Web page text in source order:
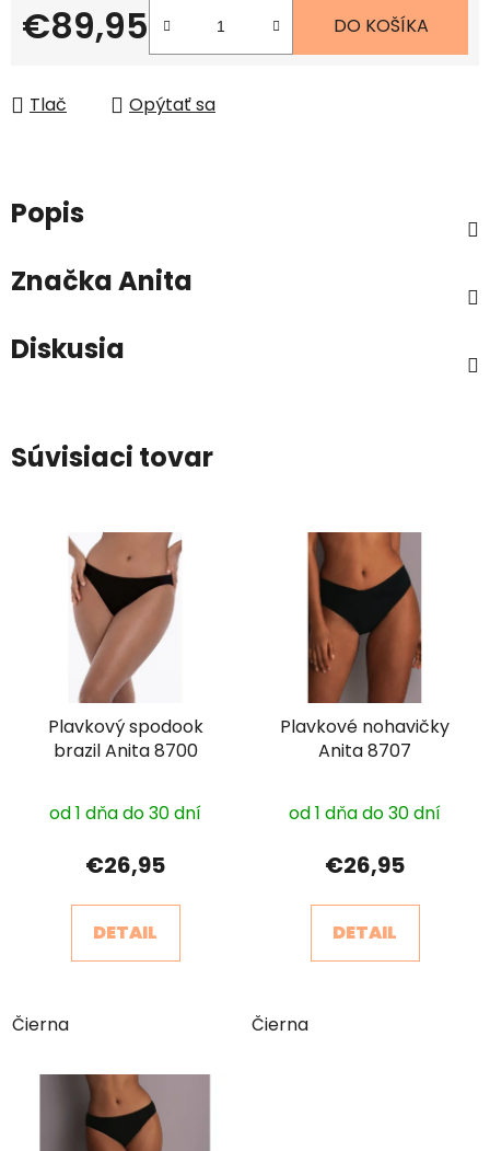
€89,95
Jednotková cena:
DO KOŠÍKA
Tlač Opýtať sa
Popis
ZnačkaAnita
Diskusia
Súvisiaci tovar
Plavkový spodook
brazil Anita 8700
od 1 dňa do 30 dní
€26,95
DETAIL
Čierna
Plavkové nohavičky
Anita 8707
od 1 dňa do 30 dní
€26,95
DETAIL
Čierna